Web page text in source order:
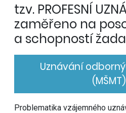
tzv. PROFESNÍ
zaměřeno na
a schopností
Uznávání
(MŠMT)
Problematika vzájemného